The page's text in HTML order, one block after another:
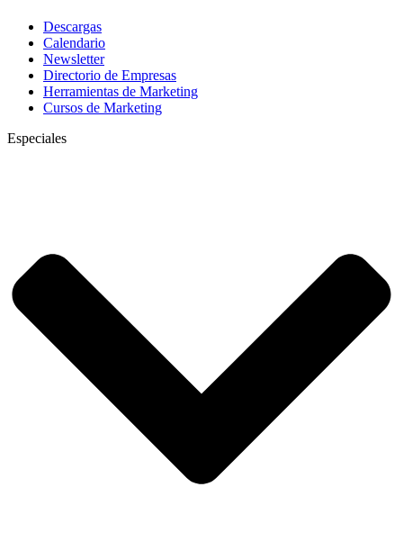
Descargas
Calendario
Newsletter
Directorio de Empresas
Herramientas de Marketing
Cursos de Marketing
Especiales